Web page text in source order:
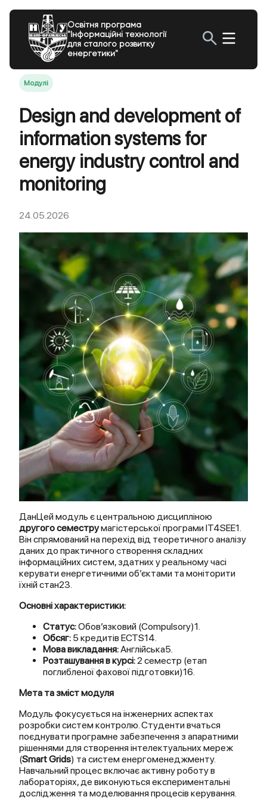
Освітня програма
"Інформаційні технології
для сталого розвитку
енергетики"
Модулі
Design and development of
information systems for
energy industry control and
monitoring
24.05.2026
ДанЦей модуль є центральною дисципліною
другого семеструмагістерської програми IT4SEE1.
Він спрямований на перехід від теоретичного аналізу
даних до практичного створення складних
інформаційних систем, здатних у реальному часі
керувати енергетичними об’єктами та моніторити
їхній стан23.
Основні характеристики:
Статус:Обов’язковий (Compulsory)1.
Обсяг: 5 кредитів ECTS14.
Мова викладання:Англійська5.
Розташування в курсі:2 семестр (етап
поглибленої фахової підготовки)16.
Мета та зміст модуля
Модуль фокусується на інженерних аспектах
розробки систем контролю. Студенти вчаться
поєднувати програмне забезпечення з апаратними
рішеннями для створення інтелектуальних мереж
(Smart Grids) та систем енергоменеджменту.
Навчальний процес включає активну роботу в
лабораторіях, де виконуються експериментальні
дослідження та моделювання процесів керування.